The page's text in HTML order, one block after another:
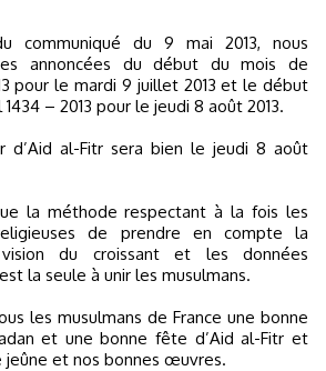
communiqué du 9 mai 2013, nous
annoncées du début du mois de
pour le mardi 9 juillet 2013 et le début
– 2013 pour le jeudi 8 août 2013.
d’Aid al-Fitr sera bien le jeudi 8 août
la méthode respectant à la fois les
de prendre en compte la
du croissant et les données
la seule à unir les musulmans.
les musulmans de France une bonne
et une bonne fête d’Aid al-Fitr et
jeûne et nos bonnes œuvres.